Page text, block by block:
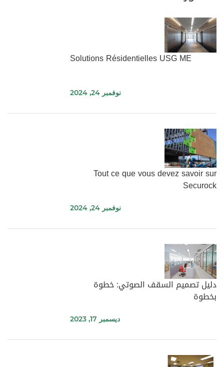
Solutions Résidentielles USG ME
نوفمبر 24, 2024
Tout ce que vous devez savoir sur
Securock
نوفمبر 24, 2024
دليل تصميم السقف الصوتي: خطوة
بخطوة
ديسمبر 17, 2023